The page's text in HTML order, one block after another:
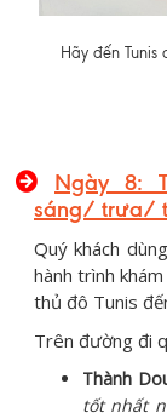
Hãy đến
Ngày 8:
sáng/ trưa/
Quý khách
hành trình
thủ đô Tunis
Trên đường đi
Thành
tốt nhất